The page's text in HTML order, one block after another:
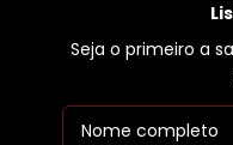
Seja o primeiro a